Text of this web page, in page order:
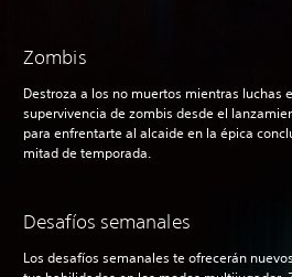
Zombis
Destroza a los no muertos mientras luchas
supervivencia de zombis desde el
para enfrentarte al alcaide en la épica
mitad de temporada.
Desafíos semanales
Los desafíos semanales te ofrecerán